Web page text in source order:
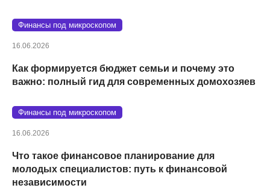
Финансы под микроскопом
16.06.2026
Как формируется бюджет семьи и почему это
важно: полный гид для современных домохозяев
Финансы под микроскопом
16.06.2026
Что такое финансовое планирование для
молодых специалистов: путь к финансовой
независимости